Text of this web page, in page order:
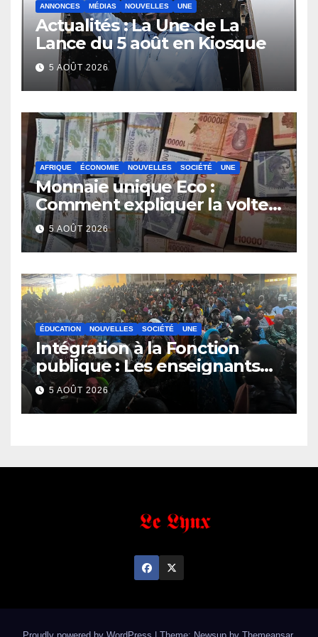
ANNONCES MÉDIAS NOUVELLES UNE
Actualités : La Une de La
Lance du 5 août en Kiosque
5 AOÛT 2026
AFRIQUE ÉCONOMIE NOUVELLES SOCIÉTÉ UNE
Monnaie unique Eco :
Comment expliquer la volte-
face de la Guinée
5 AOÛT 2026
ÉDUCATION NOUVELLES SOCIÉTÉ UNE
Intégration à la Fonction
publique : Les enseignants
contractuels haussent le ton
et menacent
5 AOÛT 2026